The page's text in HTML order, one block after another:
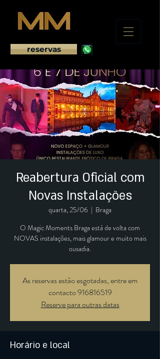
reservas
Reabertura Oficial com
Novas Instalações
quarta, 25/06
  |
Braga
O Magic Moments Braga está de volta com
NOVAS instalações, mais glamour e muito mais
ousadia.
As reservas estão esgotadas, entre em
contacto 916816519
Reserve para outras datas
Horário e local